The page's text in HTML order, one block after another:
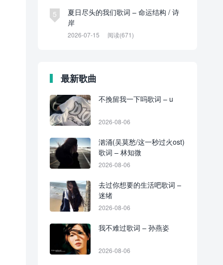
5
夏日尽头的我们歌词 – 命运结构 / 诗
岸
2026-07-15 阅读(671)
最新歌曲
不挽留我一下吗歌词 – u
2026-08-06
汹涌(吴莫愁/这一秒过火ost)
歌词 – 林知微
2026-08-06
去过你想要的生活吧歌词 –
迷绪
2026-08-06
我不难过歌词 – 孙燕姿
2026-08-06